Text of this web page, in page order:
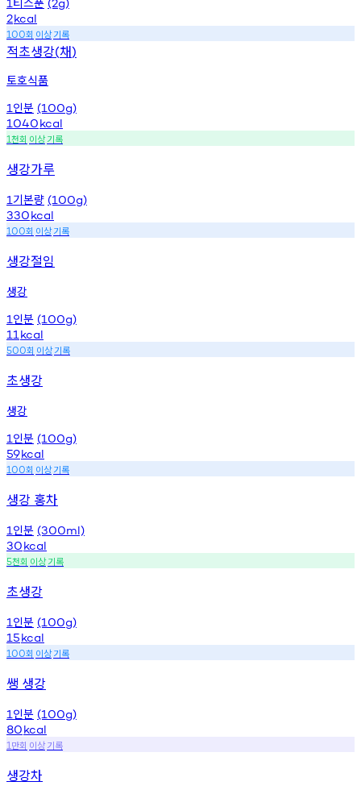
2kcal
100회 이상기록
적초생강(채)
토호식품
1 인분 (100g)
1040kcal
1천회 이상기록
생강가루
1 기본량 (100g)
330kcal
100회 이상기록
생강절임
생강
1 인분 (100g)
11 kcal
500회 이상기록
초생강
생강
1 인분 (100g)
59kcal
100회 이상기록
생강 홍차
1 인분 (300ml)
30kcal
5천회 이상기록
초생강
1 인분 (100g)
15kcal
100회 이상기록
쌩 생강
1 인분 (100g)
80kcal
1 만회 이상기록
생강차